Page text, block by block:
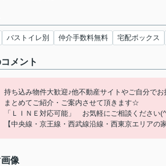
バストイレ別 仲介手数料無料 宅配ボックス
メント
持ち込み物件大歓迎♪他不動産サイトやご自分で
まとめてご紹介・ご案内させて頂きます☆
「ＬＩＮＥ対応可能」 お気軽にご相談ください
【中央線・京王線・西武線沿線・西東京エリア
像